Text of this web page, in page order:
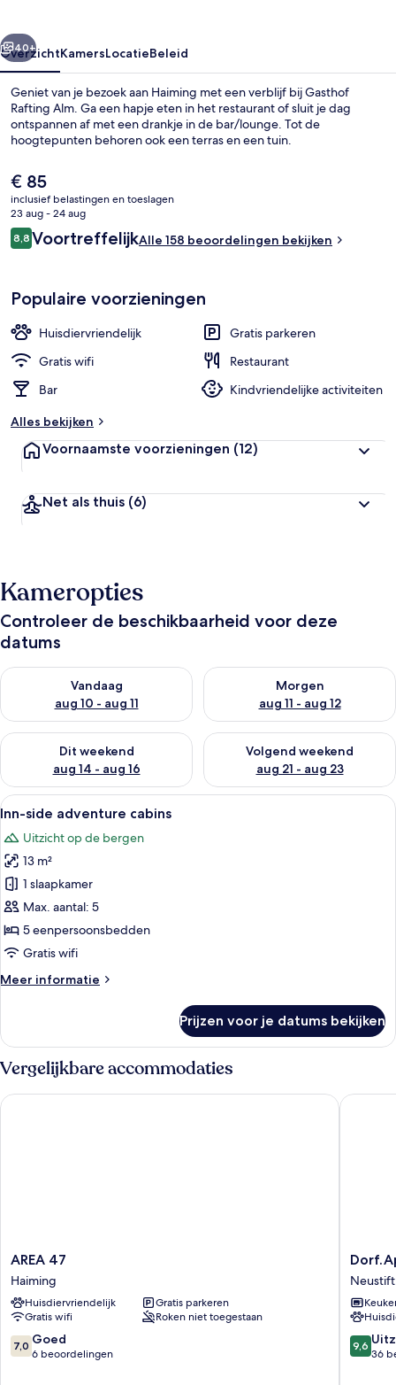
Exterieur
Volgende
40+
OverzichtKamersLocatieBeleid
Geniet van je bezoek aan Haiming met een verblijf bij Gasthof
Rafting Alm. Ga een hapje eten in het restaurant of sluit je dag
ontspannen af met een drankje in de bar/lounge. Tot de
hoogtepunten behoren ook een terras en een tuin.
De
huidige
prijs
is
€ 85
€ 85
inclusief belastingen en toeslagen
23 aug - 24 aug
Beoordelingen
8,88,8 op 10 –
VoortreffelijkAlle 158 beoordelingen bekijken
Populaire voorzieningen
Huisdiervriendelijk
Gratis parkeren
Gratis wifi
Restaurant
Bar
Kindvriendelijke activiteiten
Alles bekijken
Voornaamste voorzieningen (12)
Net als thuis (6)
Kameropties
Controleer de beschikbaarheid voor deze
datums
Vandaag
aug 10 - aug 11
De beschikbaarheid controleren voor vanavond aug 10 - aug
Morgen
aug 11 - aug 12
De beschikbaarheid
Dit weekend
aug 14 - aug 16
De beschikbaarheid controleren voor dit weekend aug 14 -
Volgend weekend
aug 21 - aug 23
De beschikbaarheid
Alle
foto's
voor
Inn-
side
adventure
cabins
laden
Een rij houten tenten met bogen,
6
Inn-side adventure cabins
Uitzicht op de bergen
13 m²
1 slaapkamer
Max. aantal: 5
5 eenpersoonsbedden
Gratis wifi
Meer informatie
Meer
side
adventure
cabins
Prijzen voor je datums bekijken
Vergelijkbare accommodaties
AREA
47
Haiming
AREA 47
Haiming
Huisdiervriendelijk
Gratis parkeren
Gratis wifi
Roken niet toegestaan
7.0
van
7,0 Goed
6 beoordelingen
AREA 47
Neustift
Im
9.6
van
9,6
36